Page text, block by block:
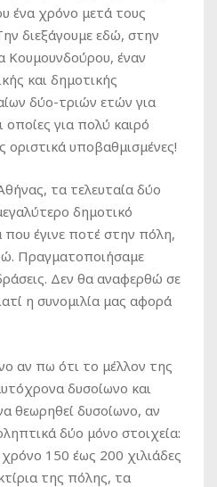
ένα χρόνο μετά τους
διεξάγουμε εδώ, στην
Κουμουνδούρου, έναν
και δημοτικής
δύο-τριών ετών για
για πολύ καιρό
οριστικά υποβαθμισμένες!
τα τελευταία δύο
δημοτικό
έγινε ποτέ στην πόλη,
Πραγματοποιήσαμε
Δεν θα αναφερθώ σε
η συνομιλία μας αφορά
αν πω ότι το μέλλον της
δυσοίωνο και
θεωρηθεί δυσοίωνο, αν
δύο μόνο στοιχεία:
150 έως 200 χιλιάδες
της πόλης, τα